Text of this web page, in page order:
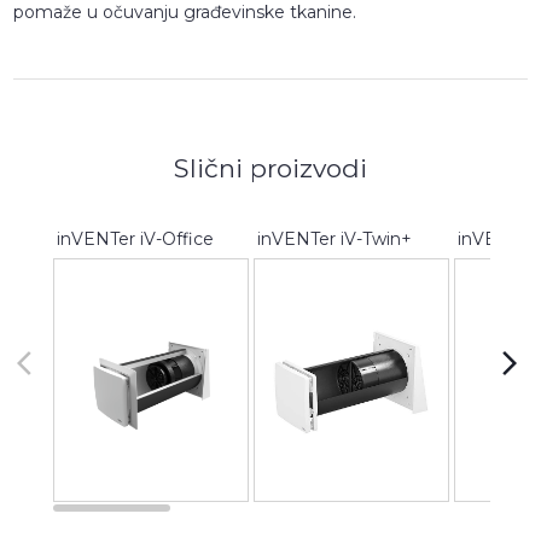
pomaže u očuvanju građevinske tkanine.
Slični proizvodi
arrow_back_ios
inVENTer iV-Office inVENTer iV-Twin+
arrow_forward_ios